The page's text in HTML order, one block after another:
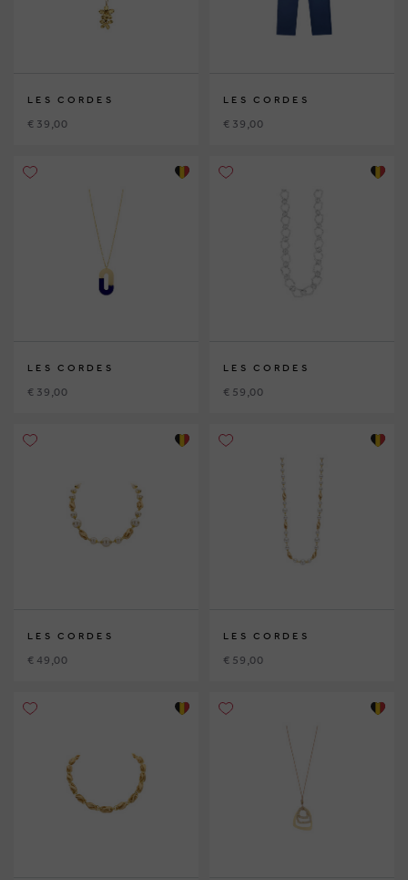
LES CORDES
€ 39,00
LES CORDES
€ 39,00
LES CORDES
€ 39,00
LES CORDES
€ 59,00
LES CORDES
€ 49,00
LES CORDES
€ 59,00